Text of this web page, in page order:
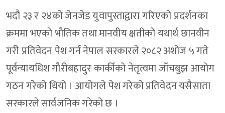
भदौ २३ र २४को जेनजेड युवापुस्ताद्वारा गरिएको प्रदर्शनका
क्रममा भएको भौतिक तथा मानवीय क्षतीको यथार्थ छानवीन
गरी प्रतिवेदन पेश गर्न नेपाल सरकारले २०८२ अशोज ५ गते
पूर्वन्यायधिश गौरीबहादुर कार्कीको नेतृत्वमा जाँचबुझ आयोग
गठन गरेको थियो । आयोगले पेश गरेको प्रतिवेदन यसैसाता
सरकारले सार्वजनिक गरेको छ ।